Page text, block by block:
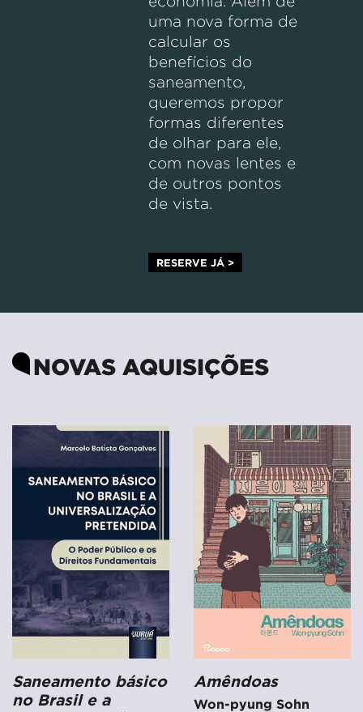
uma nova forma de
calcular os
benefícios do
saneamento,
queremos propor
formas diferentes
de olhar para ele,
com novas lentes e
de outros pontos
de vista.
RESERVE JÁ >
NOVAS AQUISIÇÕES
Saneamento básico
no Brasil e a
Amêndoas
Won-pyung Sohn